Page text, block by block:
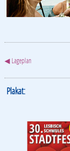
◀ Lageplan
Plakat: